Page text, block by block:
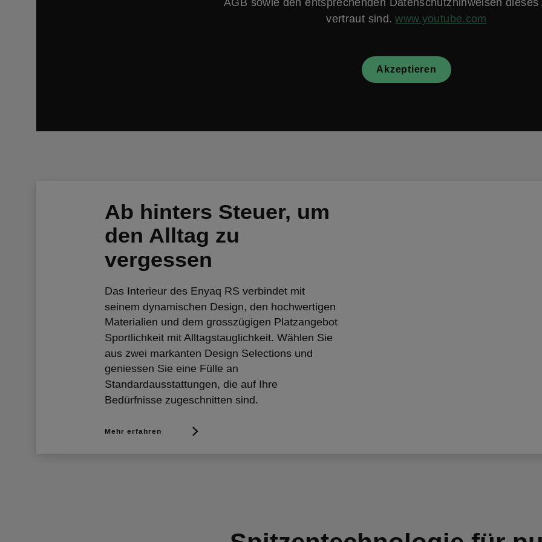
AGB sowie den entsprechenden Datenschutzhinweisen dieses
vertraut sind. www.youtube.com
Akzeptieren
Ab hinters Steuer, um
den Alltag zu
vergessen
Das Interieur des Enyaq RS verbindet mit
seinem dynamischen Design, den hochwertigen
Materialien und dem grosszügigen Platzangebot
Sportlichkeit mit Alltagstauglichkeit. Wählen Sie
aus zwei markanten Design Selections und
geniessen Sie eine Fülle an
Standardausstattungen, die auf Ihre
Bedürfnisse zugeschnitten sind.
Mehr erfahren